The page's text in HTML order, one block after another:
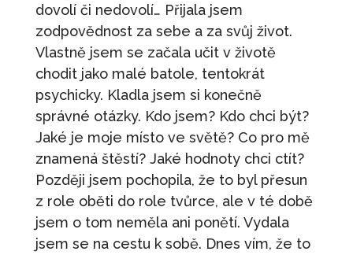
dovolí či nedovolí… Přijala jsem
zodpovědnost za sebe a za svůj život.
Vlastně jsem se začala učit v životě
chodit jako malé batole, tentokrát
psychicky. Kladla jsem si konečně
správné otázky. Kdo jsem? Kdo chci být?
Jaké je moje místo ve světě? Co pro mě
znamená štěstí? Jaké hodnoty chci ctít?
Později jsem pochopila, že to byl přesun
z role oběti do role tvůrce, ale v té době
jsem o tom neměla ani ponětí. Vydala
jsem se na cestu k sobě. Dnes vím, že to